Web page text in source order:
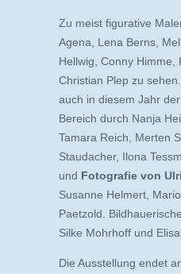
Zu meist figurative
Agena, Lena Berns,
Hellwig, Conny Himme,
Christian Plep zu
auch in diesem Jahr
Bereich durch Nanja
Tamara Reich, Merten
Staudacher, Ilona
und Fotografie von
Susanne Helmert,
Paetzold.
Silke Mohrhoff und
Die Ausstellung endet